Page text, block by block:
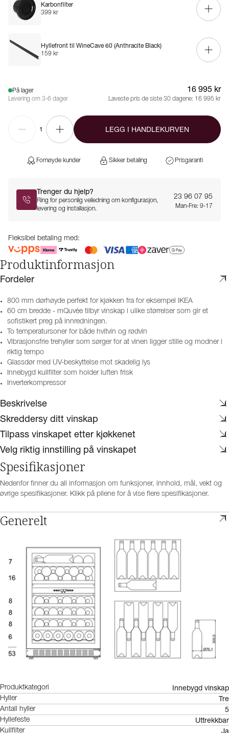
Karbonfilter
399 kr
Hyllefront til WineCave 60 (Anthracite Black)
159 kr
På lager
Levering om 3-6 dager
16 995 kr
Laveste pris de siste 30 dagene: 16 995 kr
1 LEGG I HANDLEKURVEN
Fornøyde kunder Sikker betaling Prisgaranti
Trenger du hjelp?
Ring for personlig veiledning om konfigurasjon,
levering og installasjon.
23 96 07 95
Man-Fre: 9-17
Fleksibel betaling med:
Produktinformasjon
Fordeler
800 mm dørhøyde perfekt for kjøkken fra for eksempel IKEA
60 cm bredde - mQuvée tilbyr vinskap i ulike størrelser som gir et
sofistikert preg på innredningen.
To temperatursoner for både hvitvin og rødvin
Vibrasjonsfrie trehyller som sørger for at vinen ligger stille og modner i
riktig tempo
Glassdør med UV-beskyttelse mot skadelig lys
Innebygd kullfilter som holder luften frisk
Inverterkompressor
Beskrivelse
Skreddersy ditt vinskap
Tilpass vinskapet etter kjøkkenet
Velg riktig innstilling på vinskapet
Spesifikasjoner
Nedenfor finner du all informasjon om funksjoner, innhold, mål, vekt og
øvrige spesifikasjoner. Klikk på pilene for å vise flere spesifikasjoner.
Generelt
Produktkategori Innebygd vinskap
Hyller Tre
Antall hyller 5
Hyllefeste Uttrekkbar
Kullfilter Ja